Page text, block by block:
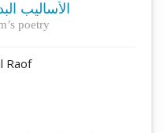
الأساليب
poetry
Raof